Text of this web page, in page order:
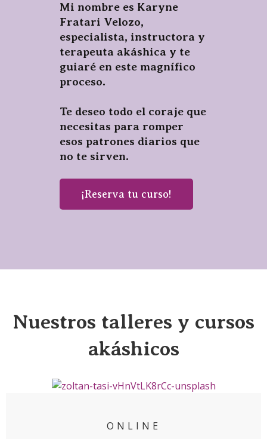
Mi nombre es Karyne
Fratari Velozo,
especialista, instructora y
terapeuta akáshica y te
guiaré en este magnífico
proceso.
Te deseo todo el coraje que
necesitas para romper
esos patrones diarios que
no te sirven.
¡Reserva tu curso!
Nuestros talleres y cursos
akáshicos
ONLINE